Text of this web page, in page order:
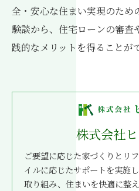
全・安心な住まい実現のため
験談から、住宅ローンの審査
践的なメリットを得ることが
株式会社
ご要望に応じた家づくりとリ
イルに応じたサポートを実施
取り組み、住まいを快適に整